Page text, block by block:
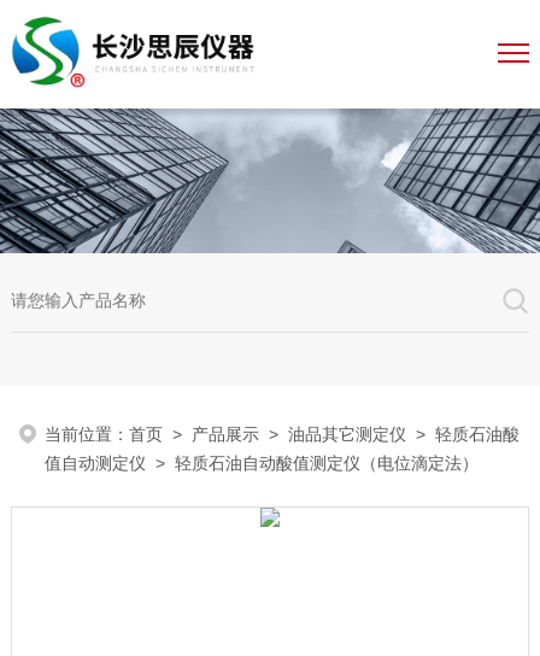
当前位置：首页 > 产品展示 >油品其它测定仪 >轻质石油酸
值自动测定仪 > 轻质石油自动酸值测定仪（电位滴定法）